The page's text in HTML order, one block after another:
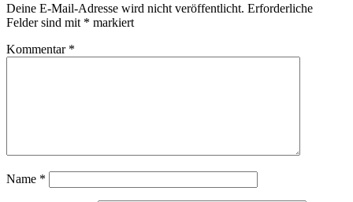
Deine E-Mail-Adresse wird nicht veröffentlicht. Erforderliche
Felder sind mit * markiert
Kommentar *
Name *